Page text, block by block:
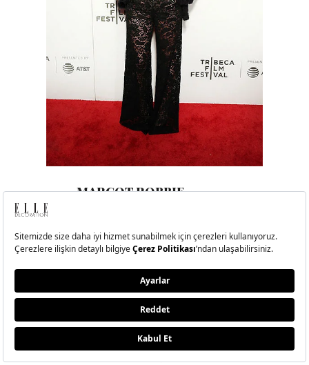
MARGOT ROBBIE
Ünlü oyuncu, ‘Dreamland’ filminin Tribeca
Film Festivali gösterimi için Chanel’den
dantelli bir tulum giydi.
Images
16/20